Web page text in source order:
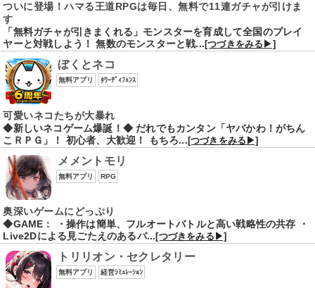
ついに登場！ハマる王道RPGは毎日、無料で11連ガチャが引けま
す
「無料ガチャが引きまくれる」モンスターを育成して全国のプレイ
ヤーと対戦しよう！ 無数のモンスターと戦...[つづきをみる▶]
ぼくとネコ
無料アプリ ﾀﾜｰﾃﾞｨﾌｪﾝｽ
可愛いネコたちが大暴れ
◆新しいネコゲーム爆誕！◆ だれでもカンタン「ヤバかわ！がちん
こＲＰＧ」！ 初心者、大歓迎！ もちろ...[つづきをみる▶]
メメントモリ
無料アプリ RPG
奥深いゲームにどっぷり
◆GAME： ・操作は簡単、フルオートバトルと高い戦略性の共存 ・
Live2Dによる見ごたえのあるバ...[つづきをみる▶]
トリリオン・セクレタリー
無料アプリ 経営ｼﾐｭﾚｰｼｮﾝ